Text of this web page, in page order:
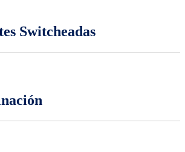
Switcheadas